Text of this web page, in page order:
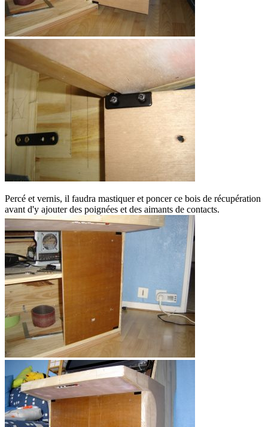
Percé et vernis, il faudra mastiquer et poncer ce bois de récupération
avant d'y ajouter des poignées et des aimants de contacts.